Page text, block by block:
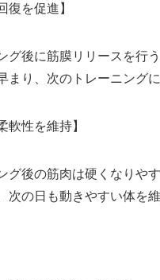
復を促進】
グ後に筋膜リリースを行
まり、次のトレーニング
軟性を維持】
グ後の筋肉は硬くなりや
次の日も動きやすい体を